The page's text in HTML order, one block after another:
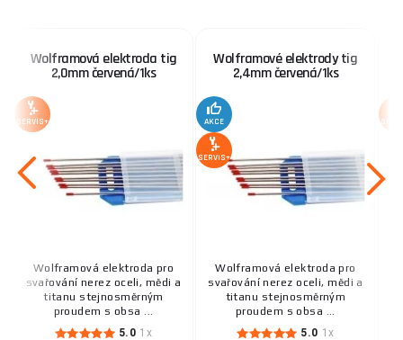
Wolframová elektroda tig
2,0mm červená/1ks
SERVIS+
Wolframová elektroda pro
svařování nerez oceli, mědi a
titanu stejnosměrným
proudem s obsa ...
5.0 1x
Wolframové elektrody tig
2,4mm červená/1ks
AKCE
SERVIS+
Wolframová elektroda pro
svařování nerez oceli, mědi a
titanu stejnosměrným
proudem s obsa ...
5.0 1x